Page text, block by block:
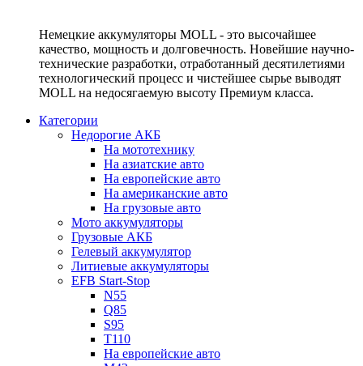
Немецкие аккумуляторы MOLL - это высочайшее
качество, мощность и долговечность. Новейшие научно-
технические разработки, отработанный десятилетиями
технологический процесс и чистейшее сырье выводят
MOLL на недосягаемую высоту Премиум класса.
Категории
Недорогие АКБ
На мототехнику
На азиатские авто
На европейские авто
На американские авто
На грузовые авто
Мото аккумуляторы
Грузовые АКБ
Гелевый аккумулятор
Литиевые аккумуляторы
EFB Start-Stop
N55
Q85
S95
T110
На европейские авто